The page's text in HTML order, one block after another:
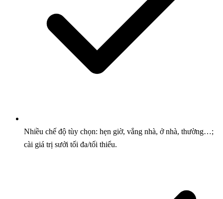
Nhiều chế độ tùy chọn: hẹn giờ, vắng nhà, ở nhà, thường…;
cài giá trị sưởi tối đa/tối thiểu.